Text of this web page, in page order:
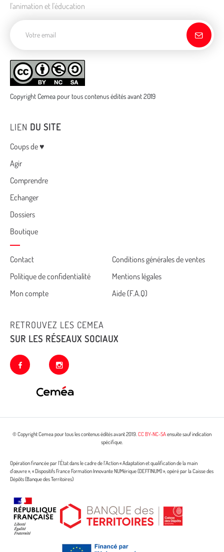
l'animation et l'éducation
Copyright Cemea pour tous contenus édités avant 2019
LIEN DU SITE
Menu
Coups de ♥
Agir
Comprendre
Echanger
Dossiers
Boutique
Cemea
footer
Contact
Conditions générales de ventes
Politique de confidentialité
Mentions légales
Mon compte
Aide (F.A.Q)
RETROUVEZ LES CEMEA
SUR LES RÉSEAUX SOCIAUX
facebook instagram
© Copyright Cemea pour tous les contenus édités avant 2019. CC BY-NC-SAensuite sauf indication
spécifique.
Opération financée par l’État dans le cadre de l’Action « Adaptation et qualification de la main
d’œuvre », « Dispositifs France Formation Innovante NUMérique (DEFFINUM) », opéré par la Caisse des
Dépôts (Banque des Territoires)